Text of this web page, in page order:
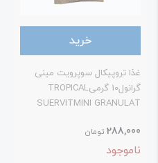
خرید
تروپیکال سوپرویت مینی
گرانول10 گرمیTROPICAL
SUERVITMINI
تومان